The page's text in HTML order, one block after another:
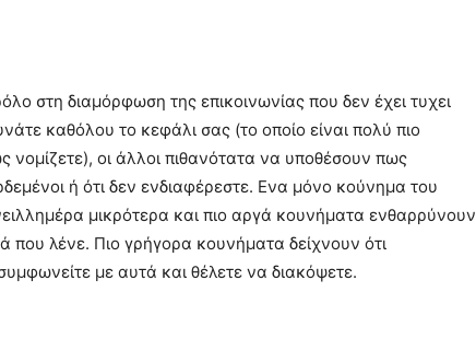
στη διαμόρφωση της επικοινωνίας που δεν έχει τυχει
καθόλου το κεφάλι σας (το οποίο είναι πολύ πιο
νομίζετε), οι άλλοι πιθανότατα να υποθέσουν πως
ή ότι δεν ενδιαφέρεστε. Ενα μόνο κούνημα του
μικρότερα και πιο αργά κουνήματα ενθαρρύνουν
λένε. Πιο γρήγορα κουνήματα δείχνουν ότι
με αυτά και θέλετε να διακόψετε.